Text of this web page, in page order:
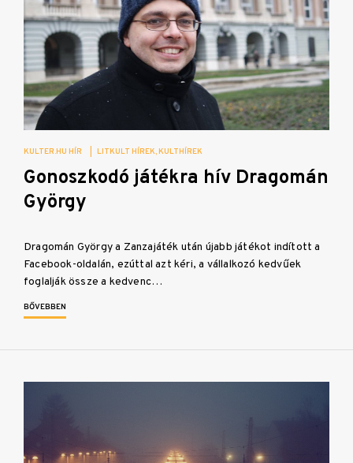
KULTER.HU HÍR LITKULT HÍREK KULTHÍREK
Gonoszkodó játékra hív Dragomán
György
Dragomán György a Zanzajáték után újabb játékot indított a
Facebook-oldalán, ezúttal azt kéri, a vállalkozó kedvűek
foglalják össze a kedvenc…
BŐVEBBEN